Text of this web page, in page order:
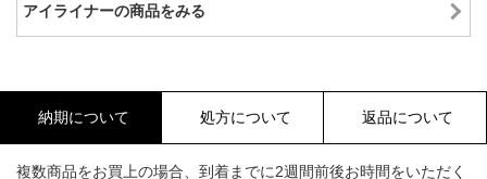
アイライナーの商品をみる
納期について 処方について 返品について
複数商品をお買上の場合、到着までに2週間前後お時間をいただく